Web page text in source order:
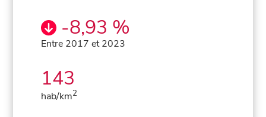
-8,93 %
Entre 2017 et 2023
143
hab/km2